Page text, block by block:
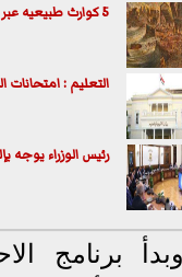
5 كوارث طبيعيه عبر التاريخ غيرت خريطه الأرض .. أبرزها الطاعون الأنطونى
التعليم : امتحانات
رئيس الوزراء يوجه
وبدأ برنامج